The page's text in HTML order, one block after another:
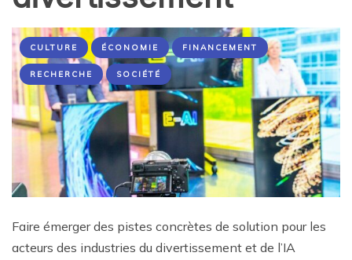
CULTURE ÉCONOMIE FINANCEMENT
RECHERCHE SOCIÉTÉ
Faire émerger des pistes concrètes de solution pour les
acteurs des industries du divertissement et de l’IA